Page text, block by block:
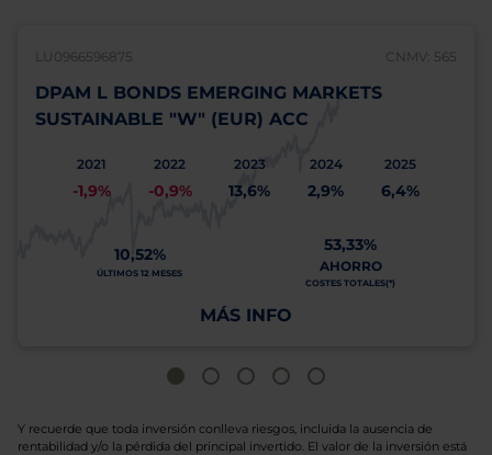
LU0966596875 CNMV: 565
DPAM L BONDS EMERGING MARKETS
SUSTAINABLE "W" (EUR) ACC
2021
-1,9%
2022
-0,9%
2023
13,6%
2024
2,9%
2025
6,4%
10,52%
ÚLTIMOS 12 MESES
53,33%
AHORRO
COSTES TOTALES(*)
MÁS INFO
Y recuerde que toda inversión conlleva riesgos, incluida la ausencia de
rentabilidad y/o la pérdida del principal invertido. El valor de la inversión está